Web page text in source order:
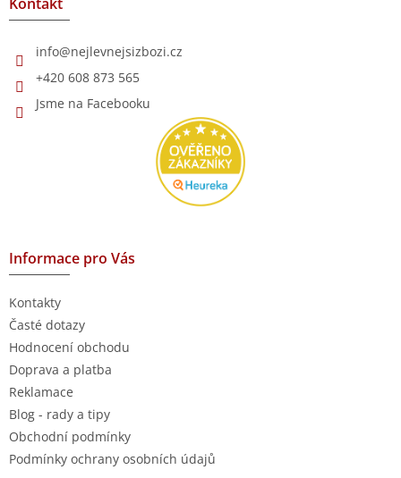
info@nejlevnejsizbozi.cz
+420 608 873 565
Jsme na Facebooku
Informace pro Vás
Kontakty
Časté dotazy
Hodnocení obchodu
Doprava a platba
Reklamace
Blog - rady a tipy
Obchodní podmínky
Podmínky ochrany osobních údajů